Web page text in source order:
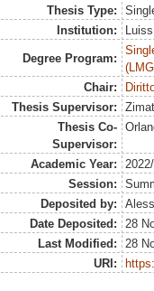
Thesis Type:
Institution:
Degree Program:
Chair:
Thesis Supervisor:
Thesis Co-
Supervisor:
Academic Year:
Session:
Deposited by:
Date Deposited:
28
Last Modified:
28
URI: